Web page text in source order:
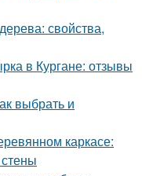
свойства,
в Кургане: отзывы
выбрать и
каркасе: